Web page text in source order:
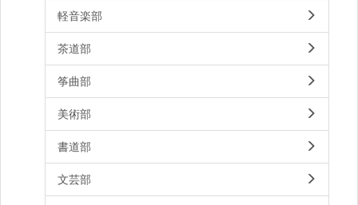
軽音楽部
茶道部
筝曲部
美術部
書道部
文芸部